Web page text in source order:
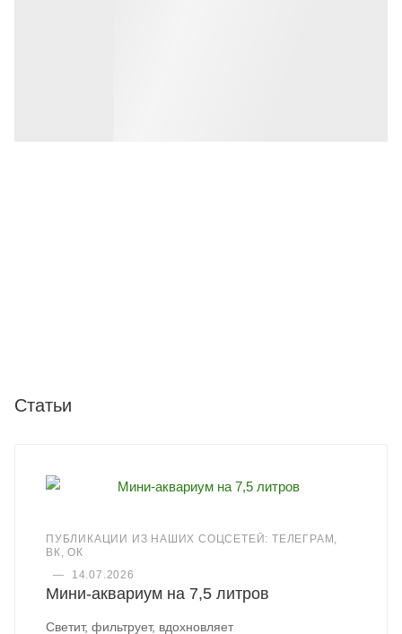
Статьи
ПУБЛИКАЦИИ ИЗ НАШИХ СОЦСЕТЕЙ: ТЕЛЕГРАМ,
ВК, ОК
—
14.07.2026
Мини-аквариум на 7,5 литров
Светит, фильтрует, вдохновляет